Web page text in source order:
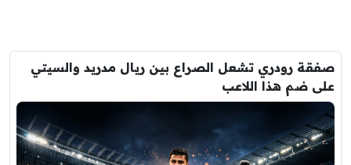
صفقة رودري تشعل الصراع بين ريال مدريد والسيتي
على ضم هذا اللاعب